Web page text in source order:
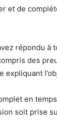
et de
répondu
des
expliquant
en
soit prise